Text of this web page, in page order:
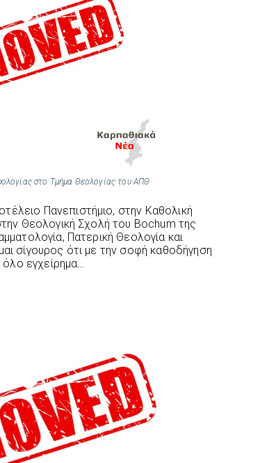
στο Τμήμα Θεολογίας του ΑΠΘ
Πανεπιστήμιο, στην Καθολική
Θεολογική Σχολή του Bochum της
Πατερική Θεολογία και
σίγουρος ότι με την σοφή καθοδήγηση
εγχείρημα…